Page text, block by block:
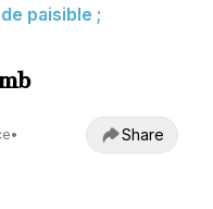
paisible ;
•
Share